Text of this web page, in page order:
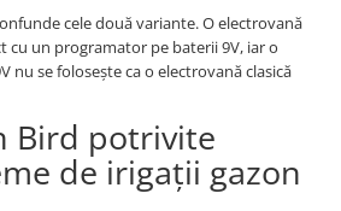
cele două variante. O electrovană
cu un programator pe baterii 9V, iar o
nu se folosește ca o electrovană clasică
Bird potrivite
de irigații gazon